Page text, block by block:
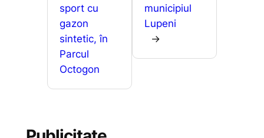
sport cu
gazon
sintetic, în
Parcul
Octogon
municipiul
Lupeni
→